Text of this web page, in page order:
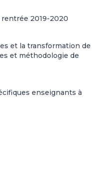
2019-2020
et la transformation de
et méthodologie de
enseignants à